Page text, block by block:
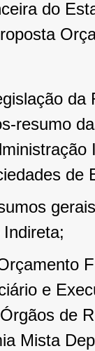
do
resumo
de
e
de
Mista